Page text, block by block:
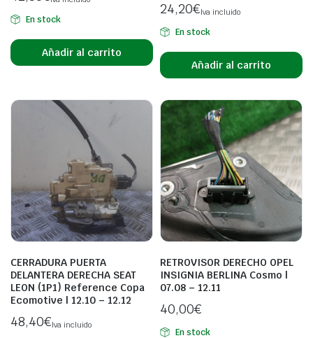
En stock
Añadir al carrito
24,20€Iva incluido
En stock
Añadir al carrito
CERRADURA PUERTA
DELANTERA DERECHA SEAT
LEON (1P1) Reference Copa
Ecomotive | 12.10 – 12.12
48,40€Iva incluido
RETROVISOR DERECHO OPEL
INSIGNIA BERLINA Cosmo |
07.08 – 12.11
40,00€
En stock